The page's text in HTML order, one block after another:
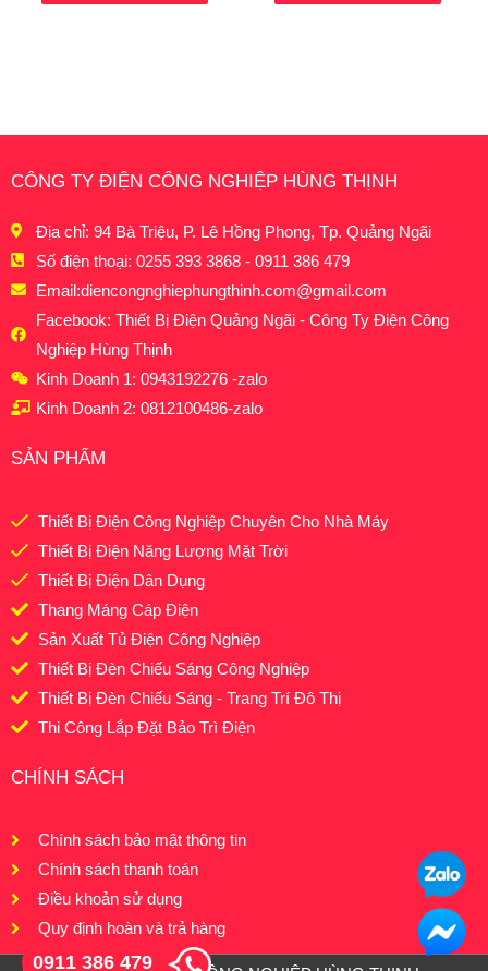
CÔNG TY ĐIỆN CÔNG NGHIỆP HÙNG THỊNH
Địa chỉ: 94 Bà Triệu, P. Lê Hồng Phong, Tp. Quảng Ngãi
Số điện thoại: 0255 393 3868 - 0911 386 479
Email:diencongnghiephungthinh.com@gmail.com
Facebook: Thiết Bị Điện Quảng Ngãi - Công Ty Điện Công
Nghiệp Hùng Thịnh
Kinh Doanh 1: 0943192276 -zalo
Kinh Doanh 2: 0812100486-zalo
SẢN PHẨM
Thiết Bị Điện Công Nghiệp Chuyên Cho Nhà Máy
Thiết Bị Điện Năng Lượng Mặt Trời
Thiết Bị Điện Dân Dụng
Thang Máng Cáp Điện
Sản Xuất Tủ Điện Công Nghiệp
Thiết Bị Đèn Chiếu Sáng Công Nghiệp
Thiết Bị Đèn Chiếu Sáng - Trang Trí Đô Thị
Thi Công Lắp Đặt Bảo Trì Điện
CHÍNH SÁCH
Chính sách bảo mật thông tin
Chính sách thanh toán
Điều khoản sử dụng
Quy định hoàn và trả hàng
0911 386 479